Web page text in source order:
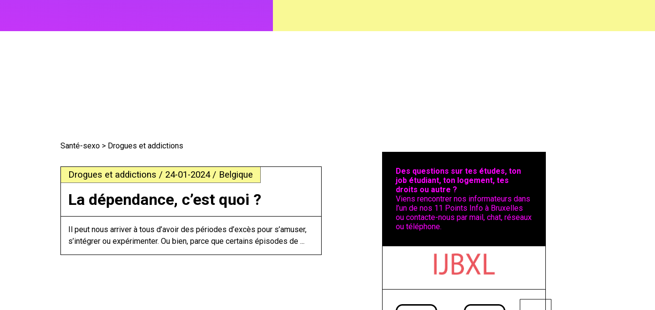
Santé-sexo > Drogues et addictions
Drogues et addictions / 24-01-2024 / Belgique
La dépendance, c’est quoi ?
Il peut nous arriver à tous d’avoir des périodes d’excès pour s’amuser,
s’intégrer ou expérimenter. Ou bien, parce que certains épisodes de ...
Des questions sur tes études, ton
job étudiant, ton logement, tes
droits ou autre ?
Viens rencontrer nos informateurs dans
l’un de nos 11 Points Info à Bruxelles
ou contacte-nous par mail, chat, réseaux
ou téléphone.